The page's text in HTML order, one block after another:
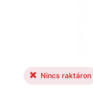
Nincs raktáron